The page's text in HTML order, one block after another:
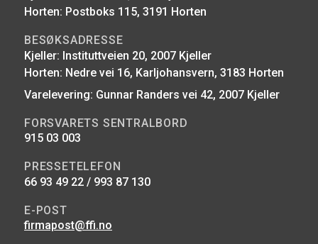
Horten: Postboks 115, 3191 Horten
BESØKSADRESSE
Kjeller: Instituttveien 20, 2007 Kjeller
Horten: Nedre vei 16, Karljohansvern, 3183 Horten
Varelevering: Gunnar Randers vei 42, 2007 Kjeller
FORSVARETS SENTRALBORD
915 03 003
PRESSETELEFON
66 93 49 22 / 993 87 130
E-POST
firmapost@ffi.no